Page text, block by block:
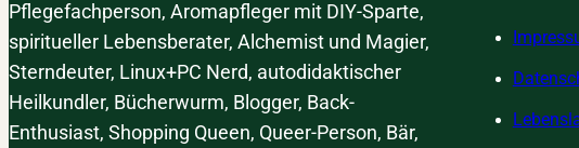
Pflegefachperson, Aromapfleger mit DIY-Sparte,
spiritueller Lebensberater, Alchemist und Magier,
Sterndeuter, Linux+PC Nerd, autodidaktischer
Heilkundler, Bücherwurm, Blogger, Back-
Enthusiast, Shopping Queen, Queer-Person, Bär,